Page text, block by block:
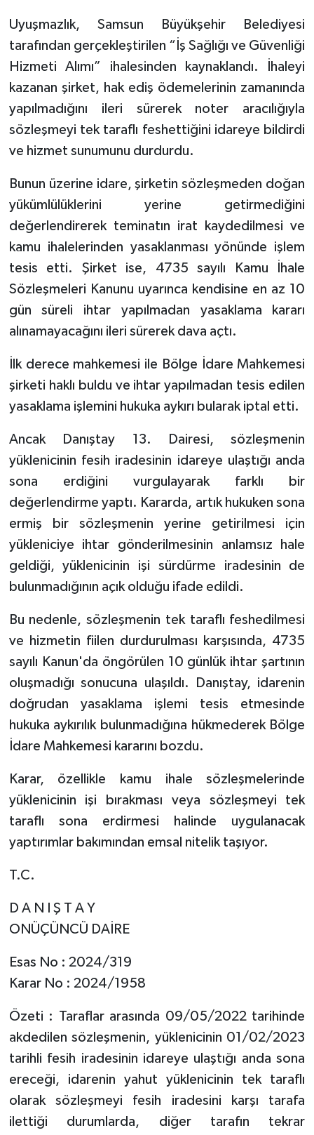
Uyuşmazlık, Samsun Büyükşehir Belediyesi
tarafından gerçekleştirilen “İş Sağlığı ve Güvenliği
Hizmeti Alımı” ihalesinden kaynaklandı. İhaleyi
kazanan şirket, hak ediş ödemelerinin zamanında
yapılmadığını ileri sürerek noter aracılığıyla
sözleşmeyi tek taraflı feshettiğini idareye bildirdi
ve hizmet sunumunu durdurdu.
Bunun üzerine idare, şirketin sözleşmeden doğan
yükümlülüklerini yerine getirmediğini
değerlendirerek teminatın irat kaydedilmesi ve
kamu ihalelerinden yasaklanması yönünde işlem
tesis etti. Şirket ise, 4735 sayılı Kamu İhale
Sözleşmeleri Kanunu uyarınca kendisine en az 10
gün süreli ihtar yapılmadan yasaklama kararı
alınamayacağını ileri sürerek dava açtı.
İlk derece mahkemesi ile Bölge İdare Mahkemesi
şirketi haklı buldu ve ihtar yapılmadan tesis edilen
yasaklama işlemini hukuka aykırı bularak iptal etti.
Ancak Danıştay 13. Dairesi, sözleşmenin
yüklenicinin fesih iradesinin idareye ulaştığı anda
sona erdiğini vurgulayarak farklı bir
değerlendirme yaptı. Kararda, artık hukuken sona
ermiş bir sözleşmenin yerine getirilmesi için
yükleniciye ihtar gönderilmesinin anlamsız hale
geldiği, yüklenicinin işi sürdürme iradesinin de
bulunmadığının açık olduğu ifade edildi.
Bu nedenle, sözleşmenin tek taraflı feshedilmesi
ve hizmetin fiilen durdurulması karşısında, 4735
sayılı Kanun'da öngörülen 10 günlük ihtar şartının
oluşmadığı sonucuna ulaşıldı. Danıştay, idarenin
doğrudan yasaklama işlemi tesis etmesinde
hukuka aykırılık bulunmadığına hükmederek Bölge
İdare Mahkemesi kararını bozdu.
Karar, özellikle kamu ihale sözleşmelerinde
yüklenicinin işi bırakması veya sözleşmeyi tek
taraflı sona erdirmesi halinde uygulanacak
yaptırımlar bakımından emsal nitelik taşıyor.
T.C.
D A N I Ş T A Y
ONÜÇÜNCÜ DAİRE
Esas No : 2024/319
Karar No : 2024/1958
Özeti : Taraflar arasında 09/05/2022 tarihinde
akdedilen sözleşmenin, yüklenicinin 01/02/2023
tarihli fesih iradesinin idareye ulaştığı anda sona
ereceği, idarenin yahut yüklenicinin tek taraflı
olarak sözleşmeyi fesih iradesini karşı tarafa
ilettiği durumlarda, diğer tarafın tekrar